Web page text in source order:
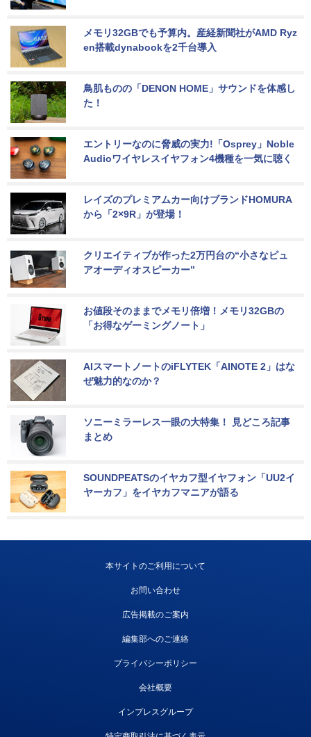
メモリ32GBでも予算内。産経新聞社がAMD Ryz
en搭載dynabookを2千台導入
鳥肌ものの「DENON HOME」サウンドを体感し
た！
エントリーなのに脅威の実力!「Osprey」Noble
Audioワイヤレスイヤフォン4機種を一気に聴く
レイズのプレミアムカー向けブランドHOMURA
から「2×9R」が登場！
クリエイティブが作った2万円台の“小さなピュ
アオーディオスピーカー”
お値段そのままでメモリ倍増！メモリ32GBの
「お得なゲーミングノート」
AIスマートノートのiFLYTEK「AINOTE 2」はな
ぜ魅力的なのか？
ソニーミラーレス一眼の大特集！ 見どころ記事
まとめ
SOUNDPEATSのイヤカフ型イヤフォン「UU2イ
ヤーカフ」をイヤカフマニアが語る
本サイトのご利用について
お問い合わせ
広告掲載のご案内
編集部へのご連絡
プライバシーポリシー
会社概要
インプレスグループ